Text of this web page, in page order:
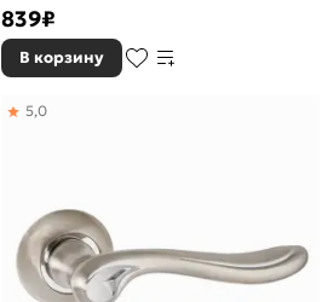
839₽
В корзину
5,0